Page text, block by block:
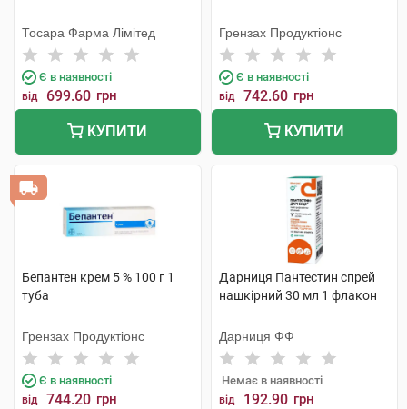
Тосара Фарма Лімітед
Є в наявності
від 699.60 грн
КУПИТИ
Грензах Продуктіонс
Є в наявності
від 742.60 грн
КУПИТИ
Бепантен крем 5 % 100 г 1
туба
Грензах Продуктіонс
Є в наявності
від 744.20 грн
Дарниця Пантестин спрей
нашкірний 30 мл 1 флакон
Дарниця ФФ
Немає в наявності
від 192.90 грн